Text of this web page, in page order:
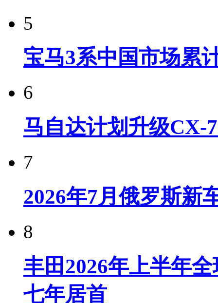
5
宝马3系中国市场累
6
马自达计划升级CX-
7
2026年7月俄罗斯新
8
丰田2026年上半年
七年居首